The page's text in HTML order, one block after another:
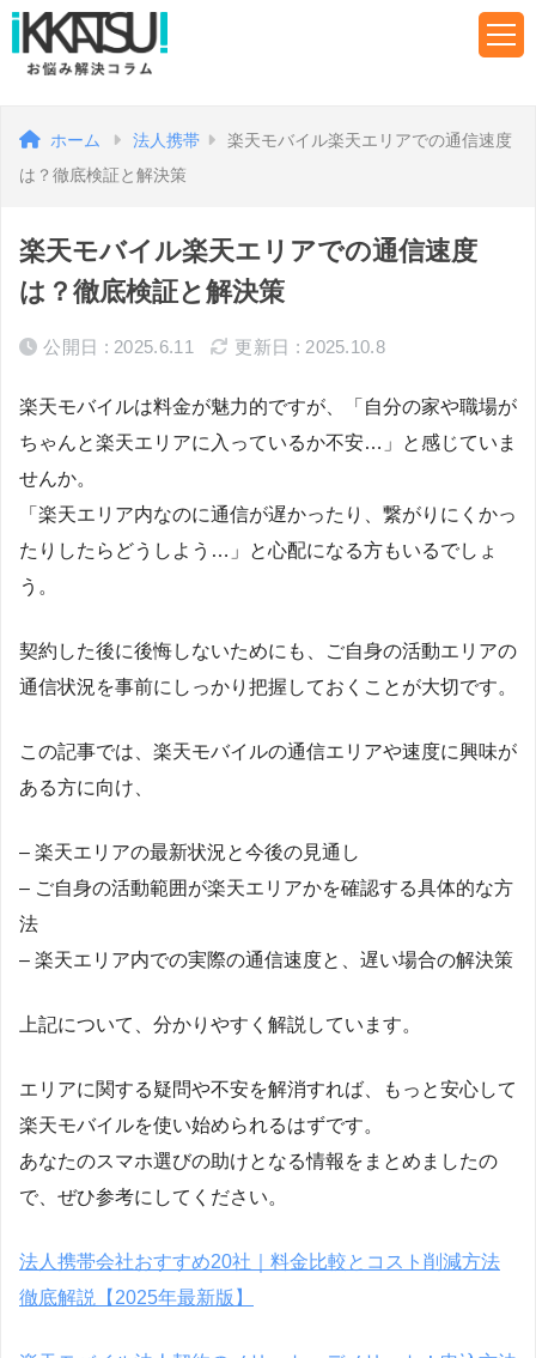
ホーム 法人携帯
楽天モバイル楽天エリアでの通信速度
は？徹底検証と解決策
楽天モバイル楽天エリアでの通信速度
は？徹底検証と解決策
公開日 : 2025.6.11 更新日 : 2025.10.8
楽天モバイルは料金が魅力的ですが、「自分の家や職場が
ちゃんと楽天エリアに入っているか不安…」と感じていま
せんか。
「楽天エリア内なのに通信が遅かったり、繋がりにくかっ
たりしたらどうしよう…」と心配になる方もいるでしょ
う。
契約した後に後悔しないためにも、ご自身の活動エリアの
通信状況を事前にしっかり把握しておくことが大切です。
この記事では、楽天モバイルの通信エリアや速度に興味が
ある方に向け、
– 楽天エリアの最新状況と今後の見通し
– ご自身の活動範囲が楽天エリアかを確認する具体的な方
法
– 楽天エリア内での実際の通信速度と、遅い場合の解決策
上記について、分かりやすく解説しています。
エリアに関する疑問や不安を解消すれば、もっと安心して
楽天モバイルを使い始められるはずです。
あなたのスマホ選びの助けとなる情報をまとめましたの
で、ぜひ参考にしてください。
法人携帯会社おすすめ20社｜料金比較とコスト削減方法
徹底解説【2025年最新版】